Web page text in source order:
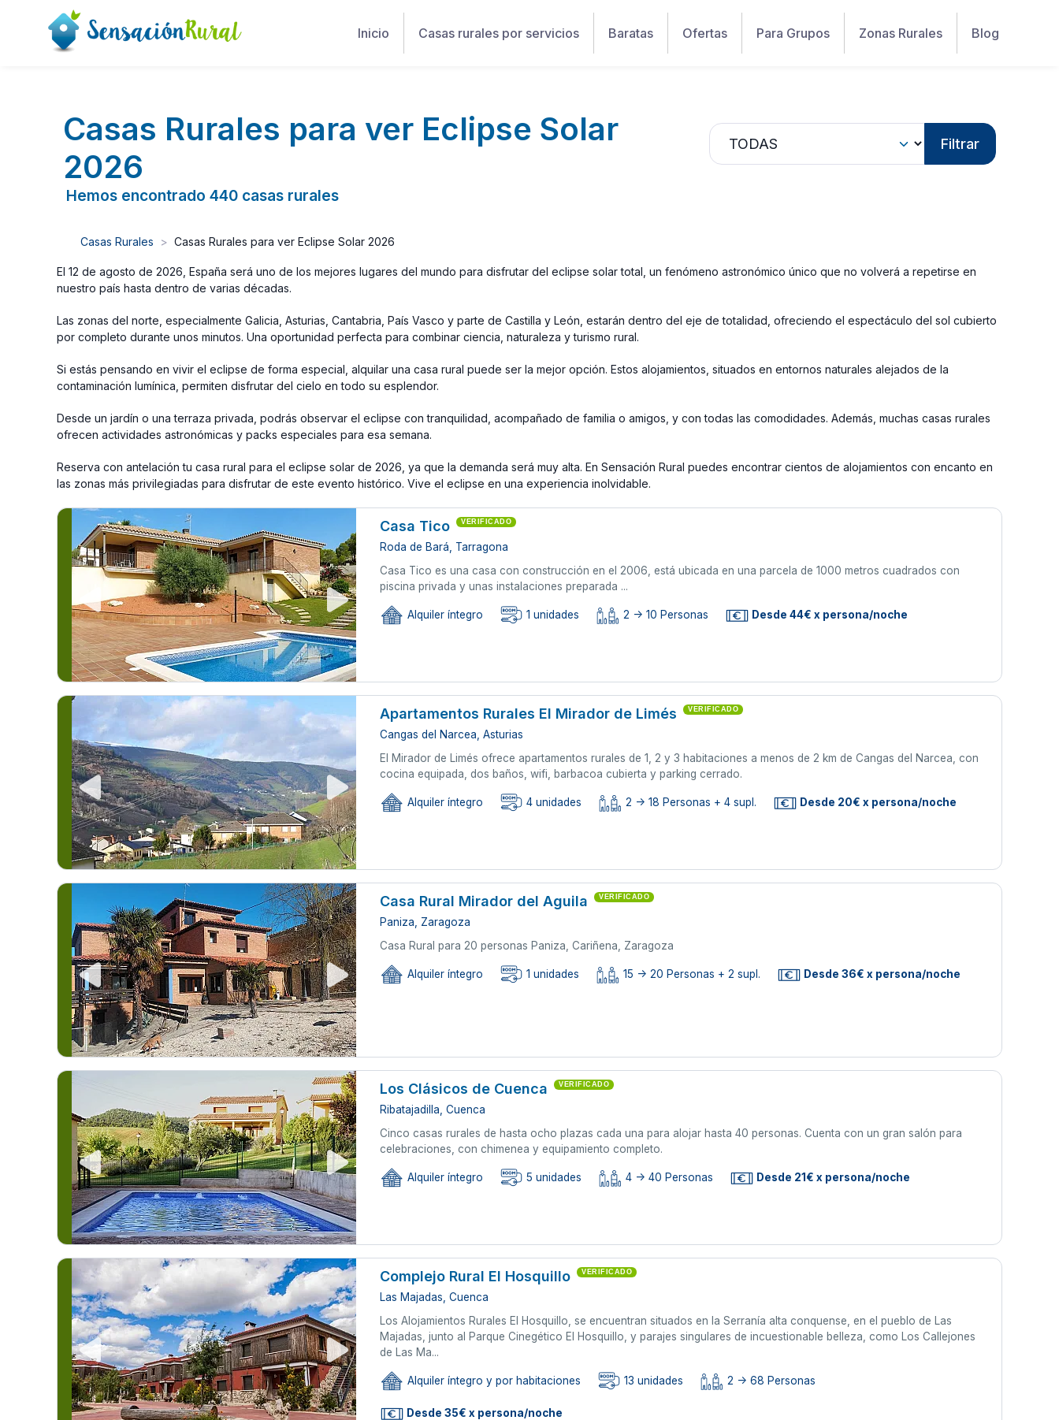
Inicio Casas rurales por servicios Baratas Ofertas Para Grupos Zonas Rurales Blog
Casas Rurales para ver Eclipse Solar
2026
Hemos encontrado 440 casas rurales
Filtrar
Casas Rurales Casas Rurales para ver Eclipse Solar 2026
El 12 de agosto de 2026, España será uno de los mejores lugares del mundo para disfrutar del eclipse solar total, un fenómeno astronómico único que no volverá a repetirse en
nuestro país hasta dentro de varias décadas.
Las zonas del norte, especialmente Galicia, Asturias, Cantabria, País Vasco y parte de Castilla y León, estarán dentro del eje de totalidad, ofreciendo el espectáculo del sol cubierto
por completo durante unos minutos. Una oportunidad perfecta para combinar ciencia, naturaleza y turismo rural.
Si estás pensando en vivir el eclipse de forma especial, alquilar una casa rural puede ser la mejor opción. Estos alojamientos, situados en entornos naturales alejados de la
contaminación lumínica, permiten disfrutar del cielo en todo su esplendor.
Desde un jardín o una terraza privada, podrás observar el eclipse con tranquilidad, acompañado de familia o amigos, y con todas las comodidades. Además, muchas casas rurales
ofrecen actividades astronómicas y packs especiales para esa semana.
Reserva con antelación tu casa rural para el eclipse solar de 2026, ya que la demanda será muy alta. En Sensación Rural puedes encontrar cientos de alojamientos con encanto en
las zonas más privilegiadas para disfrutar de este evento histórico. Vive el eclipse en una experiencia inolvidable.
Casa Tico VERIFICADO
Roda de Bará, Tarragona
Casa Tico es una casa con construcción en el 2006, está ubicada en una parcela de 1000 metros cuadrados con
piscina privada y unas instalaciones preparada ...
Alquiler íntegro 1 unidades 2 -> 10 Personas Desde 44€ x persona/noche
Apartamentos Rurales El Mirador de Limés VERIFICADO
Cangas del Narcea, Asturias
El Mirador de Limés ofrece apartamentos rurales de 1, 2 y 3 habitaciones a menos de 2 km de Cangas del Narcea, con
cocina equipada, dos baños, wifi, barbacoa cubierta y parking cerrado.
Alquiler íntegro 4 unidades 2 -> 18 Personas + 4 supl. Desde 20€ x persona/noche
Casa Rural Mirador del Aguila VERIFICADO
Paniza, Zaragoza
Casa Rural para 20 personas Paniza, Cariñena, Zaragoza
Alquiler íntegro 1 unidades 15 -> 20 Personas + 2 supl. Desde 36€ x persona/noche
Los Clásicos de Cuenca VERIFICADO
Ribatajadilla, Cuenca
Cinco casas rurales de hasta ocho plazas cada una para alojar hasta 40 personas. Cuenta con un gran salón para
celebraciones, con chimenea y equipamiento completo.
Alquiler íntegro 5 unidades 4 -> 40 Personas Desde 21€ x persona/noche
Complejo Rural El Hosquillo VERIFICADO
Las Majadas, Cuenca
Los Alojamientos Rurales El Hosquillo, se encuentran situados en la Serranía alta conquense, en el pueblo de Las
Majadas, junto al Parque Cinegético El Hosquillo, y parajes singulares de incuestionable belleza, como Los Callejones
de Las Ma...
Alquiler íntegro y por habitaciones 13 unidades 2 -> 68 Personas
Desde 35€ x persona/noche